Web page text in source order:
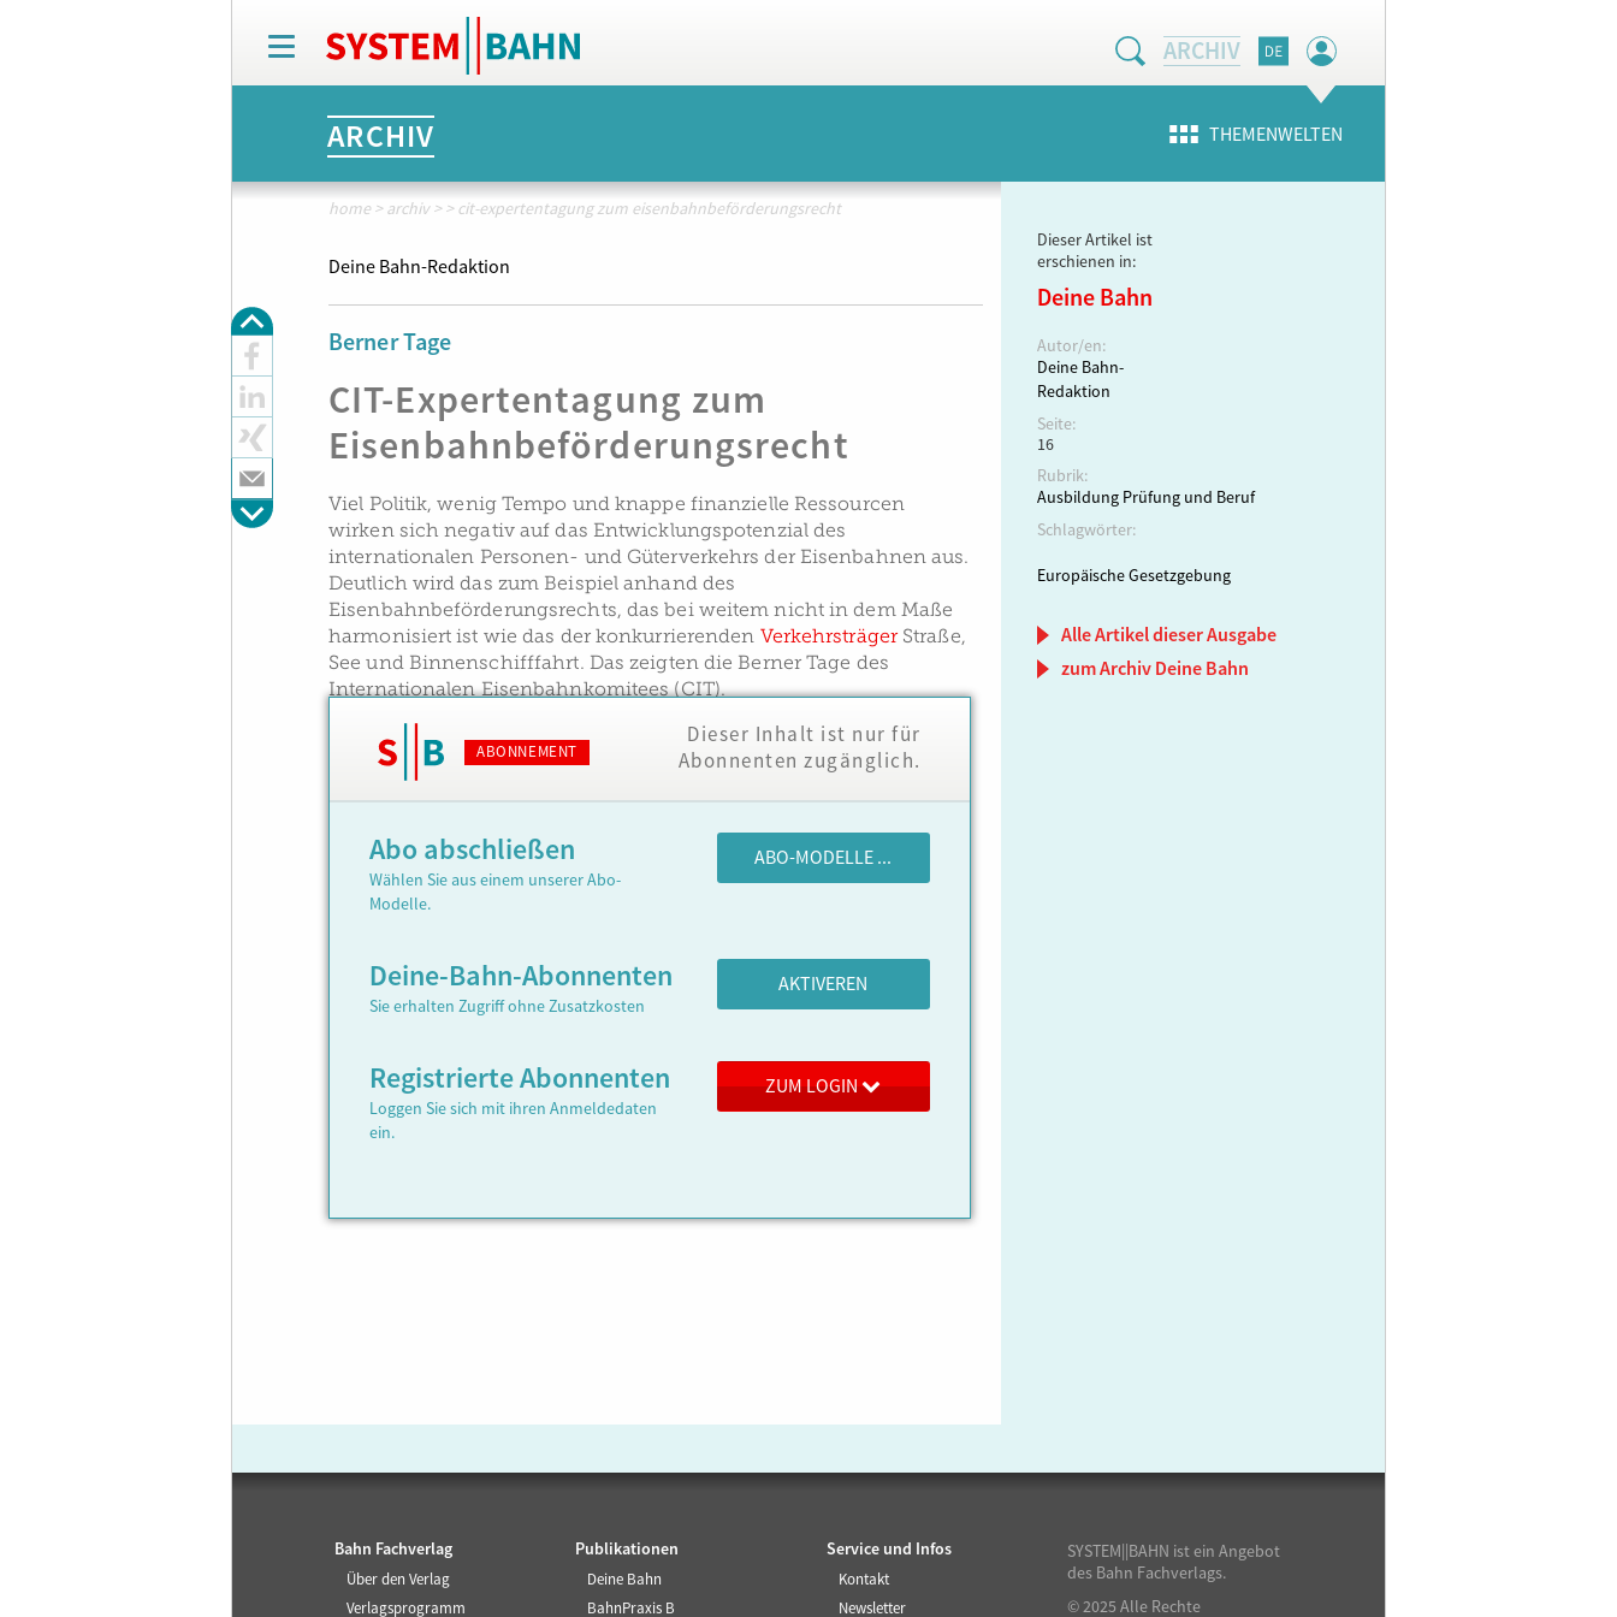
T
o
g
n
ARCHIV
ARCHIV THEMENWELTEN
home >archiv >>cit-expertentagung zum eisenbahnbeförderungsrecht
Deine Bahn-Redaktion
Berner Tage
CIT-Expertentagung zum
Eisenbahnbeförderungsrecht
Viel Politik, wenig Tempo und knappe finanzielle Ressourcen
wirken sich negativ auf das Entwicklungspotenzial des
internationalen Personen- und Güterverkehrs der Eisenbahnen aus.
Deutlich wird das zum Beispiel anhand des
Eisenbahnbeförderungsrechts, das bei weitem nicht in dem Maße
harmonisiert ist wie das der konkurrierenden VerkehrsträgerStraße,
See und Binnenschifffahrt. Das zeigten die Berner Tage des
Internationalen Eisenbahnkomitees (CIT).
ABONNEMENT
Dieser Inhalt ist nur für
Abonnenten zugänglich.
Abo abschließen
Wählen Sie aus einem unserer Abo-
Modelle.
ABO-MODELLE ...
Deine-Bahn-Abonnenten
Sie erhalten Zugriff ohne Zusatzkosten
AKTIVEREN
Registrierte Abonnenten
Loggen Sie sich mit ihren Anmeldedaten
ein.
ZUM LOGIN
Dieser Artikel ist
erschienen in:
Deine Bahn
Autor/en:
Deine Bahn-
Redaktion
Seite:
16
Rubrik:
Ausbildung Prüfung und Beruf
Schlagwörter:
Europäische Gesetzgebung
Alle Artikel dieser Ausgabe
zum Archiv Deine Bahn
Bahn Fachverlag
Über den Verlag
Verlagsprogramm
Publikationen
Deine Bahn
BahnPraxis B
Service und Infos
Kontakt
Newsletter
SYSTEM||BAHN ist ein Angebot
des Bahn Fachverlags.
© 2025 Alle Rechte